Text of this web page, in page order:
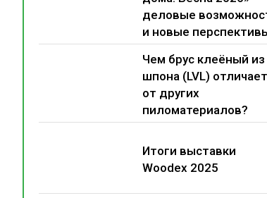
деловые
и новые
Чем брус клеёный из
шпона (LVL)
от других
пиломатериалов?
Итоги выставки
Woodex 2025